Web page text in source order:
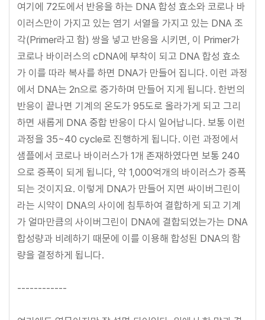
여기에 72도에서 반응을 하는 DNA 합성 효소와 코로나 바
이러스만이 가지고 있는 염기 서열을 가지고 있는 DNA 조
각(Primer라고 함) 쌍을 넣고 반응을 시키면, 이 Primer가
코로나 바이러스의 cDNA에 부착이 되고 DNA 합성 효소
가 이를 따라 복사를 하면 DNA가 만들어 집니다. 이런 과정
에서 DNA는 2n으로 증가하며 만들어 지게 됩니다. 한번의
반응이 끝나면 기계의 온도가 95도로 올라가게 되고 그리
하면 새롭게 DNA 중합 반응이 다시 일어납니다. 보통 이런
과정을 35~40 cycle로 진행하게 됩니다. 이런 과정에서
샘플에서 코로나 바이러스가 1개 존재하였다면 보통 240
으로 증폭이 되게 됩니다, 약 1,000억개의 바이러스가 증폭
되는 것이지요. 이렇게 DNA가 만들어 지면 싸이버그린이
라는 시약이 DNA의 사이에 침투하여 결합하게 되고 기계
가 얼마만큼의 사이버그린이 DNA에 결합되었는가는 DNA
합성량과 비례하기 때문에 이를 이용해 합성된 DNA의 함
량을 결정하게 됩니다.
------------